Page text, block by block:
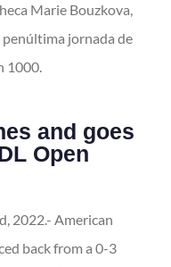
Marie Bouzkova,
penúltima jornada de
1000.
and goes
Open
2022.- American
back from a 0-3